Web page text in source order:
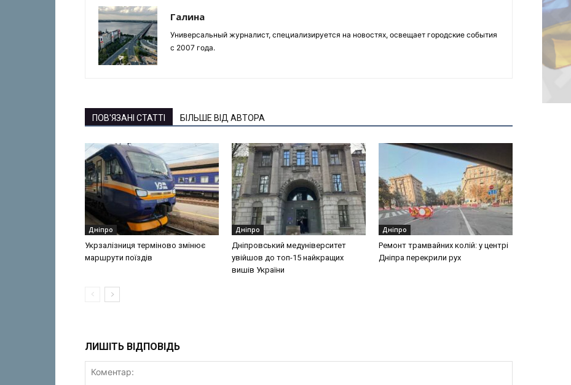
Галина
Универсальный журналист, специализируется на новостях, освещает городские события
с 2007 года.
ПОВ'ЯЗАНІ СТАТТІ БІЛЬШЕ ВІД АВТОРА
Дніпро
Укрзалізниця терміново змінює
маршрути поїздів
Дніпро
Дніпровський медуніверситет
увійшов до топ-15 найкращих
вишів України
Дніпро
Ремонт трамвайних колій: у центрі
Дніпра перекрили рух
ЛИШІТЬ ВІДПОВІДЬ